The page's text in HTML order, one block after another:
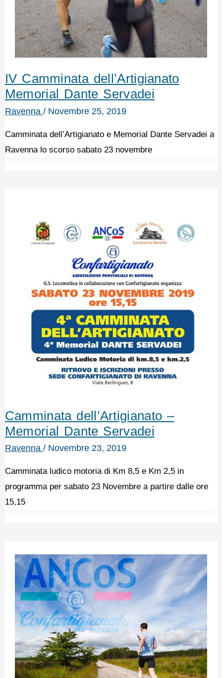
IV Camminata dell’Artigianato
Memorial Dante Servadei
Ravenna / Novembre 25, 2019
Camminata dell’Artigianato e Memorial Dante Servadei a
Ravenna lo scorso sabato 23 novembre
Camminata dell’Artigianato –
Memorial Dante Servadei
Ravenna / Novembre 23, 2019
Camminata ludico motoria di Km 8,5 e Km 2,5 in
programma per sabato 23 Novembre a partire dalle ore
15,15